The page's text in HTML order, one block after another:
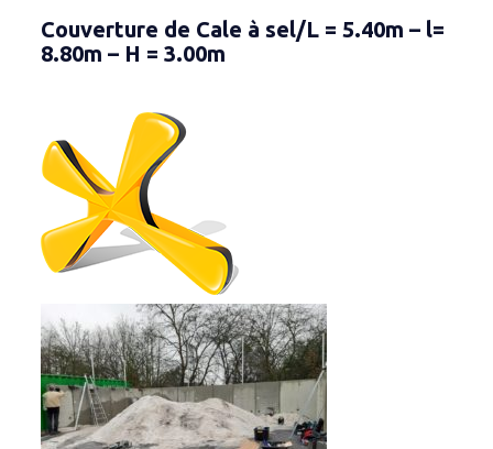
Couverture de Cale à sel/L = 5.40m – l=
8.80m – H = 3.00m